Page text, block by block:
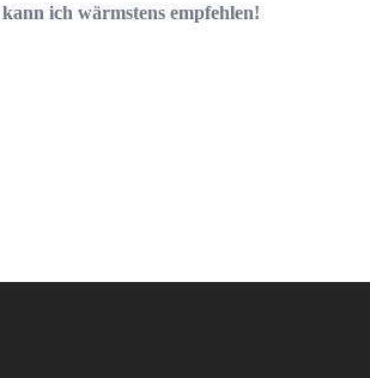
ich wärmstens empfehlen!